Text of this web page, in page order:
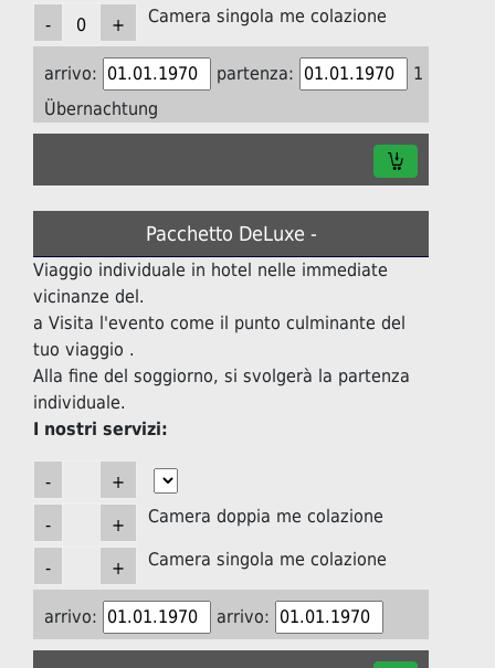
Camera singola me colazione
arrivo: partenza:
1
Übernachtung
Pacchetto DeLuxe -
Viaggio individuale in hotel nelle immediate
vicinanze del.
a Visita l'evento come il punto culminante del
tuo viaggio .
Alla fine del soggiorno, si svolgerà la partenza
individuale.
I nostri servizi:
Camera doppia me colazione
Camera singola me colazione
arrivo: arrivo: